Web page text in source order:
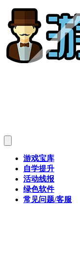
游戏宝库
自学提升
活动线报
绿色软件
常见问题/客服